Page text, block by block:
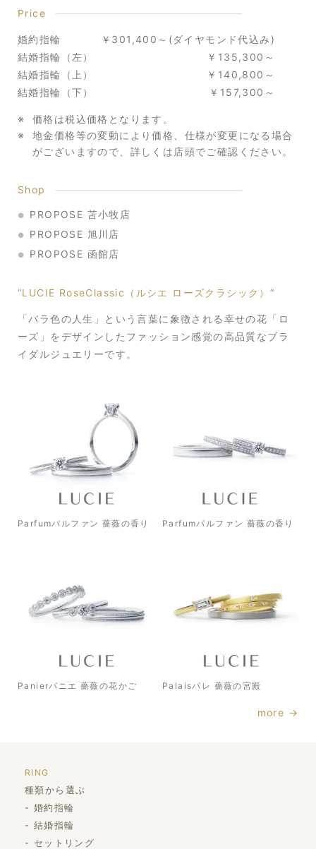
Price
婚約指輪
￥301,400～(ダイヤモンド代込み)
結婚指輪（左）
￥135,300～
結婚指輪（上）
￥140,800～
結婚指輪（下）
￥157,300～
価格は税込価格となります。
地金価格等の変動により価格、仕様が変更になる場合
がございますので、 詳しくは店頭でご確認ください。
Shop
PROPOSE 苫小牧店
PROPOSE 旭川店
PROPOSE 函館店
“LUCIE RoseClassic（ルシエ ローズクラシック）”
「バラ色の人生」という言葉に象徴される幸せの花「ロ
ーズ」をデザインしたファッション感覚の高品質なブラ
イダルジュエリーです。
Parfumパルファン 薔薇の香り Parfumパルファン 薔薇の香り
Panierパニエ 薔薇の花かご Palaisパレ 薔薇の宮殿
more →
RING
種類から選ぶ
婚約指輪
結婚指輪
セットリング